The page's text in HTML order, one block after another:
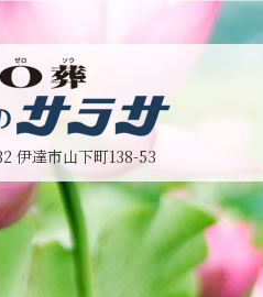
伊達市山下町138-53